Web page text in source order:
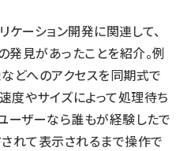
ーション開発に関連して、
見があったことを紹介。例
どへのアクセスを同期式で
度やサイズによって処理待ち
ーザーなら誰もが経験したで
れて表示されるまで操作で